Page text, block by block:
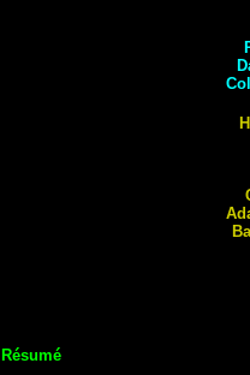
Résumé